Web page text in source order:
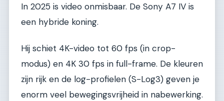
In 2025 is video onmisbaar. De Sony A7 IV is
een hybride koning.
Hij schiet 4K-video tot 60 fps (in crop-
modus) en 4K 30 fps in full-frame. De kleuren
zijn rijk en de log-profielen (S-Log3) geven je
enorm veel bewegingsvrijheid in nabewerking.